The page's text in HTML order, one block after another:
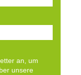
an, um
unsere